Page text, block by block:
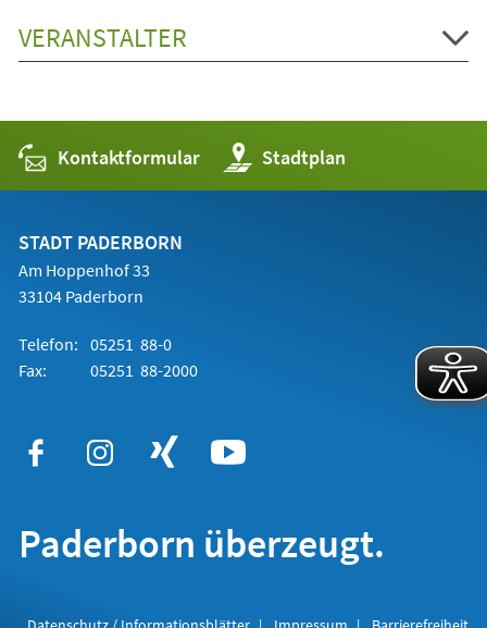
VERANSTALTER
Kontaktformular Stadtplan
(Öffnet
in
einem
STADT PADERBORN
Am Hoppenhof 33
33104 Paderborn
Telefon: 05251 88-0
Fax:
05251 88-2000
Paderborn überzeugt.